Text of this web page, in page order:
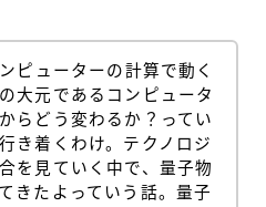
ピューターの計算で動く
大元であるコンピュータ
らどう変わるか？ってい
き着くわけ。テクノロジ
を見ていく中で、量子物
きたよっていう話。量子